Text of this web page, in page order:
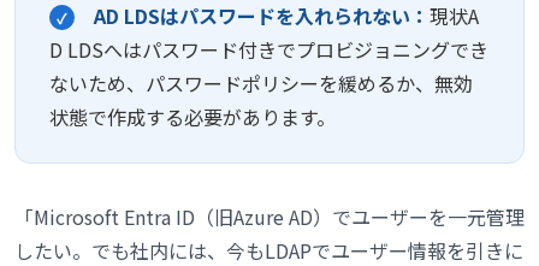
✓ AD LDSはパスワードを入れられない： 現状A
D LDSへはパスワード付きでプロビジョニングでき
ないため、パスワードポリシーを緩めるか、無効
状態で作成する必要があります。
「Microsoft Entra ID（旧Azure AD）でユーザーを一元管理
したい。でも社内には、今もLDAPでユーザー情報を引きに